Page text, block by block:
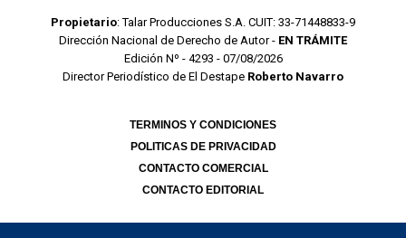
Propietario: Talar Producciones S.A. CUIT: 33-71448833-9
Dirección Nacional de Derecho de Autor - EN TRÁMITE
Edición Nº - 4293 - 07/08/2026
Director Periodístico de El Destape Roberto Navarro
TERMINOS Y CONDICIONES
POLITICAS DE PRIVACIDAD
CONTACTO COMERCIAL
CONTACTO EDITORIAL